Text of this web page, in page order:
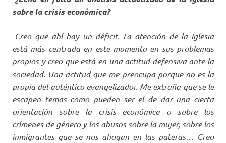
sobre la crisis económica?
-Creo que ahí hay un déficit. La atención de la Iglesia
está más centrada en este momento en sus problemas
propios y creo que está en una actitud defensiva ante la
sociedad. Una actitud que me preocupa porque no es la
propia del auténtico evangelizador. Me extraña que se le
escapen temas como pueden ser el de dar una cierta
orientación sobre la crisis económica o sobre los
crímenes de género y los abusos sobre la mujer, sobre los
inmigrantes que se nos ahogan en las pateras… Creo